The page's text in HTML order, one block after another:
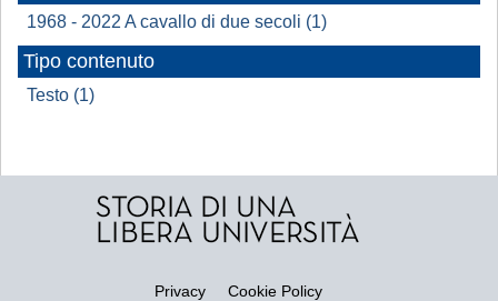
1968 - 2022 A cavallo di due secoli (1)
Tipo contenuto
Testo (1)
Privacy Cookie Policy